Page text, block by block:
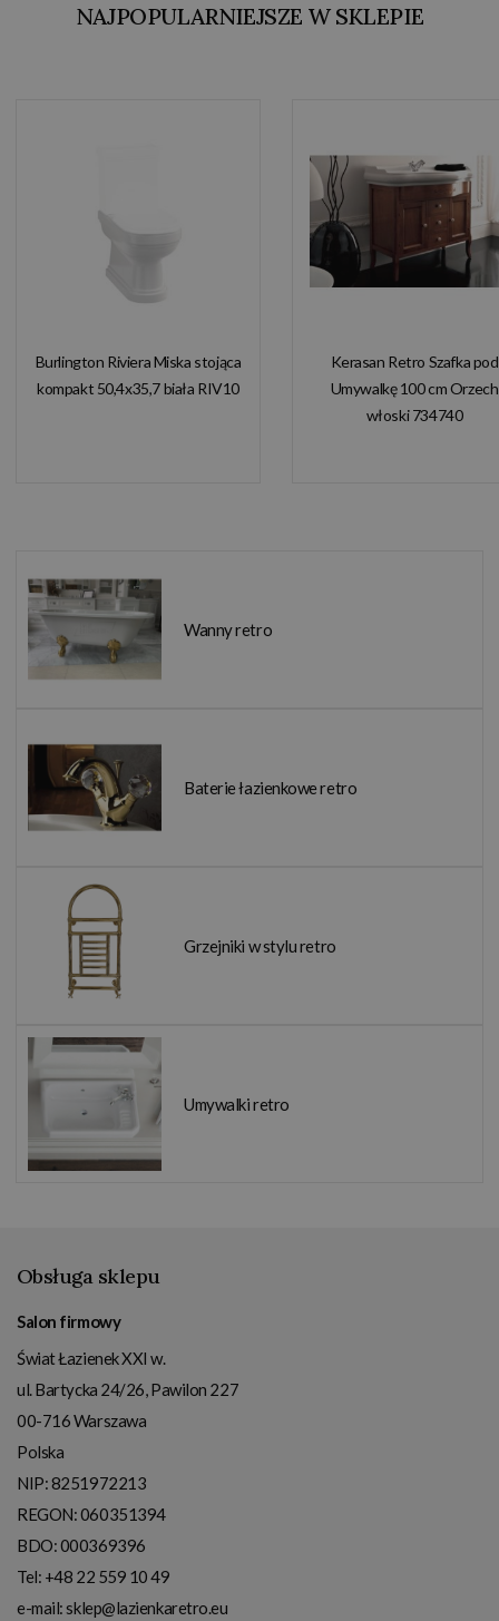
NAJPOPULARNIEJSZE W SKLEPIE
Burlington Riviera Miska stojąca
kompakt 50,4x35,7 biała RIV10
Kerasan Retro Szafka pod
Umywalkę 100 cm Orzech
włoski 734740
Wanny retro
Baterie łazienkowe retro
Grzejniki w stylu retro
Umywalki retro
Obsługa sklepu
Salon firmowy
Świat Łazienek XXI w.
ul. Bartycka 24/26, Pawilon 227
00-716Warszawa
Polska
NIP:8251972213
REGON: 060351394
BDO: 000369396
Tel: +48 22 559 10 49
e-mail:sklep@lazienkaretro.eu